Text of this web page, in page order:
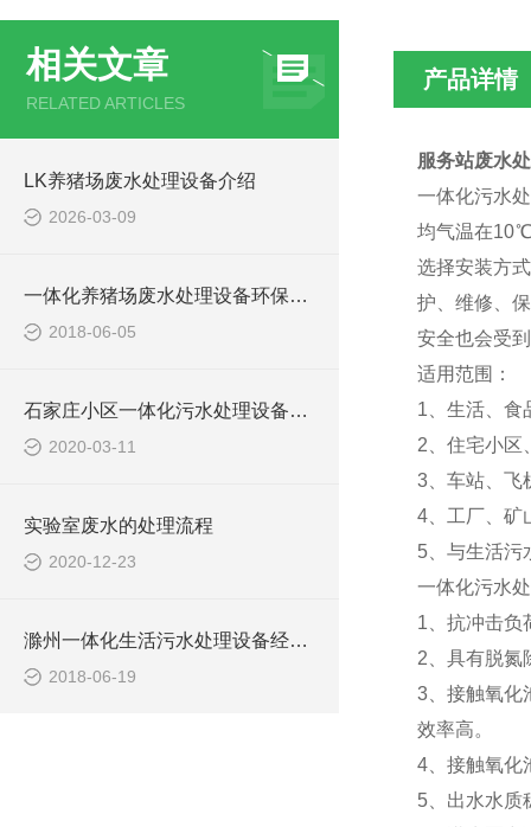
相关文章
RELATED ARTICLES
LK养猪场废水处理设备介绍
2026-03-09
一体化养猪场废水处理设备环保局新要求
2018-06-05
石家庄小区一体化污水处理设备技术参数
2020-03-11
实验室废水的处理流程
2020-12-23
滁州一体化生活污水处理设备经销商
2018-06-19
产品详情
服务站废水
一体化污水
均气温在
选择安装方
护、维修、
安全也会受
适用范围：
1、生活、食
2、住宅小区
3、车站、飞
4、工厂、矿
5、与生活污
一体化污水
1、抗冲击负
2、具有脱氮
3、接触氧化
效率高。
4、接触氧化
5、出水水质